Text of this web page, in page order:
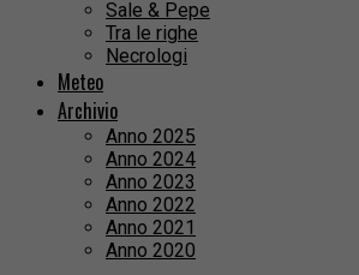
Sale & Pepe
Tra le righe
Necrologi
Meteo
Archivio
Anno 2025
Anno 2024
Anno 2023
Anno 2022
Anno 2021
Anno 2020